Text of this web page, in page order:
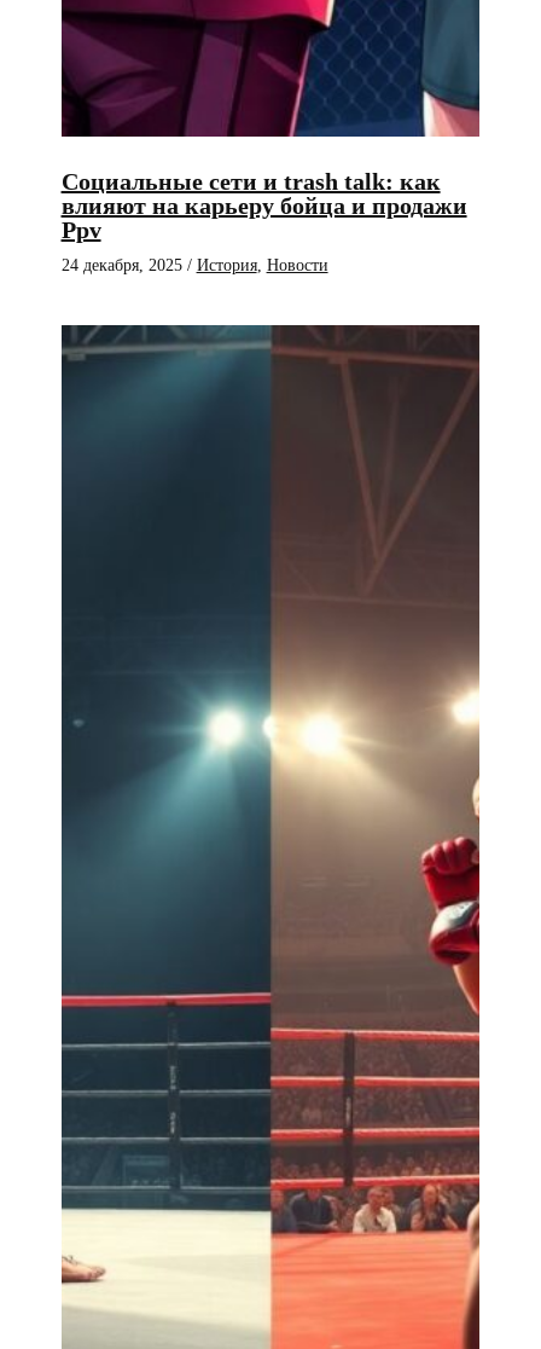
Социальные сети и trash talk: как
влияют на карьеру бойца и продажи
Ppv
24 декабря, 2025 / История, Новости